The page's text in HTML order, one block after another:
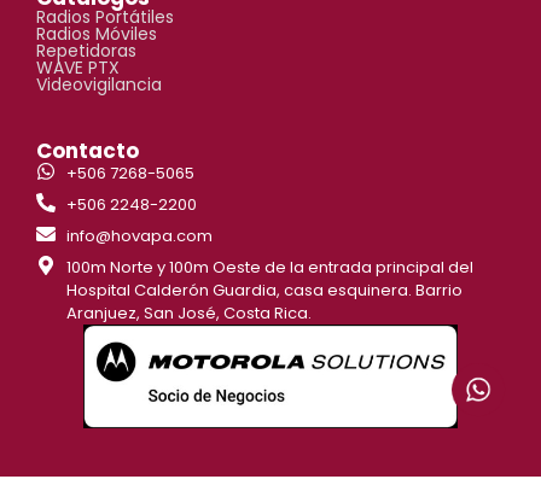
Radios Portátiles
Radios Móviles
Repetidoras
WAVE PTX
Videovigilancia
Contacto
+506 7268-5065
+506 2248-2200
info@hovapa.com
100m Norte y 100m Oeste de la entrada principal del
Hospital Calderón Guardia, casa esquinera. Barrio
Aranjuez, San José, Costa Rica.